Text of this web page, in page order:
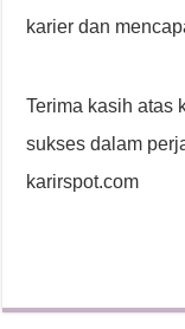
karier dan
Terima kasih atas
sukses dalam
karirspot.com